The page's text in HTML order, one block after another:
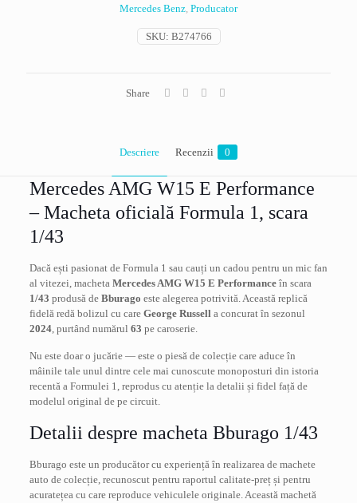
SKU: B274766
Mercedes Benz, Producator
Share
Descriere Recenzii 0
Mercedes AMG W15 E Performance
– Macheta oficială Formula 1, scara
1/43
Dacă ești pasionat de Formula 1 sau cauți un cadou pentru un mic fan
al vitezei, macheta Mercedes AMG W15 E Performanceîn scara
1/43 produsă de Bburago este alegerea potrivită. Această replică
fidelă redă bolizul cu care George Russella concurat în sezonul
2024, purtând numărul 63 pe caroserie.
Nu este doar o jucărie — este o piesă de colecție care aduce în
mâinile tale unul dintre cele mai cunoscute monoposturi din istoria
recentă a Formulei 1, reprodus cu atenție la detalii și fidel față de
modelul original de pe circuit.
Detalii despre macheta Bburago 1/43
Bburago este un producător cu experiență în realizarea de machete
auto de colecție, recunoscut pentru raportul calitate-preț și pentru
acuratețea cu care reproduce vehiculele originale. Această machetă